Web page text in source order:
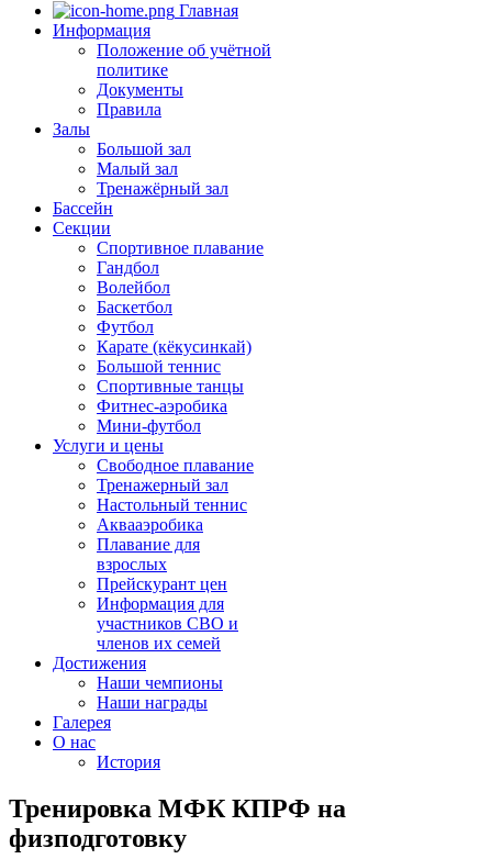
Главная
Информация
Положение об учётной
политике
Документы
Правила
Залы
Большой зал
Малый зал
Тренажёрный зал
Бассейн
Секции
Спортивное плавание
Гандбол
Волейбол
Баскетбол
Футбол
Карате (кёкусинкай)
Большой теннис
Спортивные танцы
Фитнес-аэробика
Мини-футбол
Услуги и цены
Свободное плавание
Тренажерный зал
Настольный теннис
Аквааэробика
Плавание для
взрослых
Прейскурант цен
Информация для
участников СВО и
членов их семей
Достижения
Наши чемпионы
Наши награды
Галерея
О нас
История
Тренировка МФК КПРФ на
физподготовку